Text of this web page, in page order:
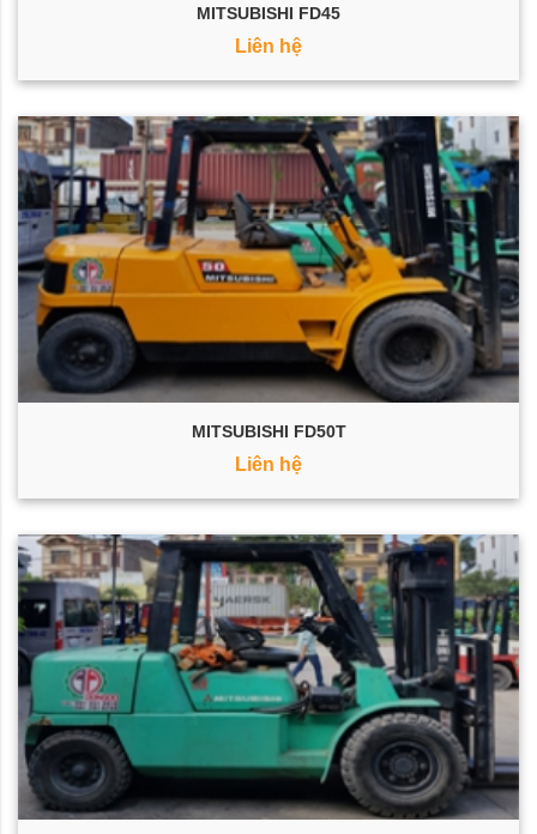
MITSUBISHI FD45
Liên hệ
MITSUBISHI FD50T
Liên hệ